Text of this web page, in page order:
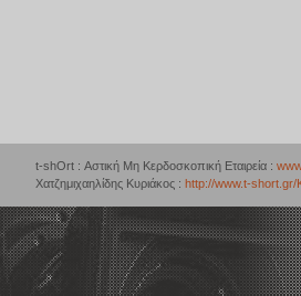
t-shOrt : Αστική Μη Κερδοσκοπική Εταιρεία :
Χατζημιχαηλίδης Κυριάκος : http://www.t-short.gr/